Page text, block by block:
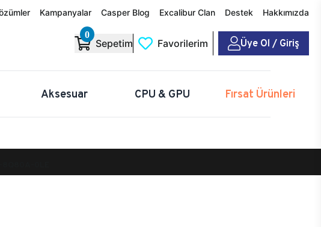
Kampanyalar Casper Blog Excalibur Clan Destek Hakkımızda
0
Sepetim Favorilerim Üye Ol / Giriş
Aksesuar CPU & GPU Fırsat Ürünleri